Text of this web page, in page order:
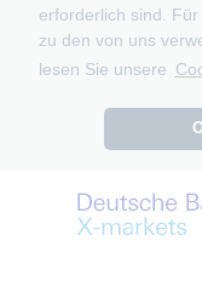
erforderlich sind.
zu den von uns
lesen Sie unsere